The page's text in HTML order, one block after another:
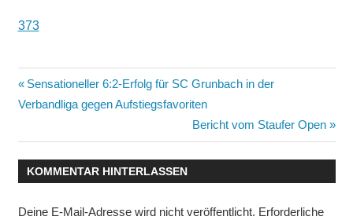
373
Beitragsnavigation
Vorheriger
Beitrag:
Sensationeller 6:2-Erfolg für SC Grunbach in der
Verbandliga gegen Aufstiegsfavoriten
Nächster
Beitrag:
Bericht vom Staufer Open
KOMMENTAR HINTERLASSEN
Deine E-Mail-Adresse wird nicht veröffentlicht. Erforderliche